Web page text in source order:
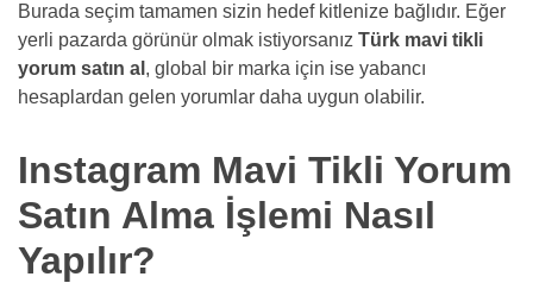
Burada seçim tamamen sizin hedef kitlenize bağlıdır. Eğer
yerli pazarda görünür olmak istiyorsanız Türk mavi tikli
yorum satın al , global bir marka için ise yabancı
hesaplardan gelen yorumlar daha uygun olabilir.
Instagram Mavi Tikli Yorum
Satın Alma İşlemi Nasıl
Yapılır?